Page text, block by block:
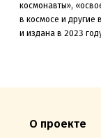
космонавты»,
в космосе и другие
и издана в 2023
О проекте